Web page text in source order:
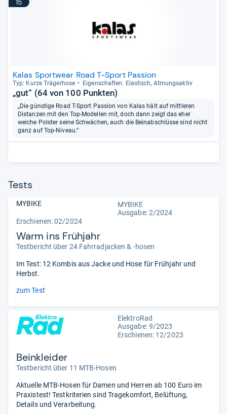
15
Kalas Sportwear Road T-Sport Passion
Typ: Kurze Trä­ger­hose Eigen­schaf­ten: Elas­tisch, Atmungs­ak­tiv
„gut“ (64 von 100 Punkten)
„Die günstige Road T-Sport Passion von Kalas hält auf mittleren
Distanzen mit den Top-Modellen mit, doch dann zeigt das eher
weiche Polster seine Schwächen, auch die Beinabschlüsse sind nicht
ganz auf Top-Niveau.“
Tests
MYBIKE
MYBIKE
Ausgabe: 2/2024
Erschienen: 02/2024
Warm ins Frühjahr
Testbericht über 24 Fahrradjacken & -hosen
Im Test: 12 Kombis aus Jacke und Hose für Frühjahr und
Herbst.
zum Test
ElektroRad
Ausgabe: 9/2023
Erschienen: 12/2023
Beinkleider
Testbericht über 11 MTB-Hosen
Aktuelle MTB-Hosen für Damen und Herren ab 100 Euro im
Praxistest! Testkriterien sind Tragekomfort, Belüftung,
Details und Verarbeitung.